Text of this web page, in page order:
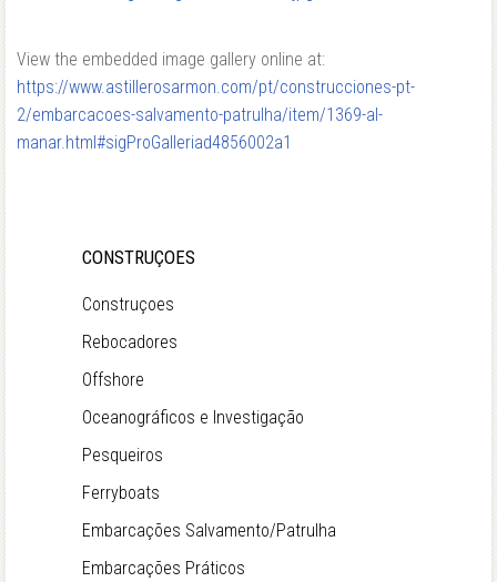
View the embedded image gallery online at:
https://www.astillerosarmon.com/pt/construcciones-pt-
2/embarcacoes-salvamento-patrulha/item/1369-al-
manar.html#sigProGalleriad4856002a1
CONSTRUÇOES
Construçoes
Rebocadores
Offshore
Oceanográficos e Investigação
Pesqueiros
Ferryboats
Embarcações Salvamento/Patrulha
Embarcações Práticos